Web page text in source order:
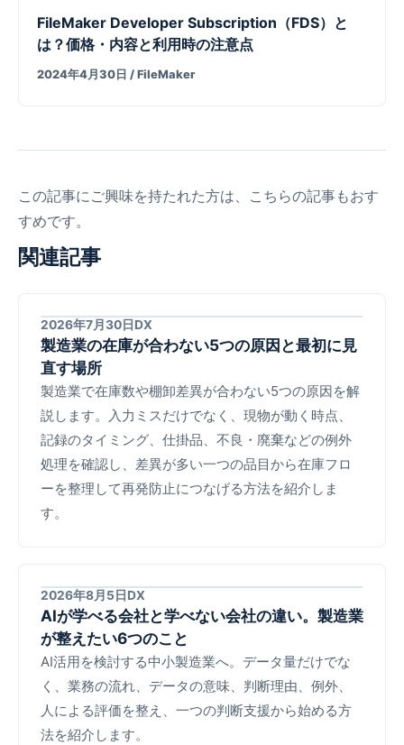
FileMaker Developer Subscription（FDS）と
は？価格・内容と利用時の注意点
2024年4月30日 / FileMaker
この記事にご興味を持たれた方は、こちらの記事もおす
すめです。
関連記事
2026年7月30日 DX
製造業の在庫が合わない5つの原因と最初に見
直す場所
製造業で在庫数や棚卸差異が合わない5つの原因を解
説します。入力ミスだけでなく、現物が動く時点、
記録のタイミング、仕掛品、不良・廃棄などの例外
処理を確認し、差異が多い一つの品目から在庫フロ
ーを整理して再発防止につなげる方法を紹介しま
す。
2026年8月5日 DX
AIが学べる会社と学べない会社の違い。製造業
が整えたい6つのこと
AI活用を検討する中小製造業へ。データ量だけでな
く、業務の流れ、データの意味、判断理由、例外、
人による評価を整え、一つの判断支援から始める方
法を紹介します。